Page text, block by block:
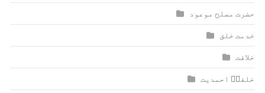
حضرت مصلح موعود
خدمت خلق
خلافت
خلفاؑ احمدیت